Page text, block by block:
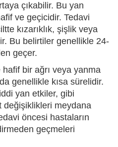
çıkabilir. Bu yan
ve geçicidir. Tedavi
kızarıklık, şişlik veya
Bu belirtiler genellikle 24-
geçer.
bir ağrı veya yanma
genellikle kısa sürelidir.
yan etkiler, gibi
değişiklikleri meydana
öncesi hastaların
geçmeleri